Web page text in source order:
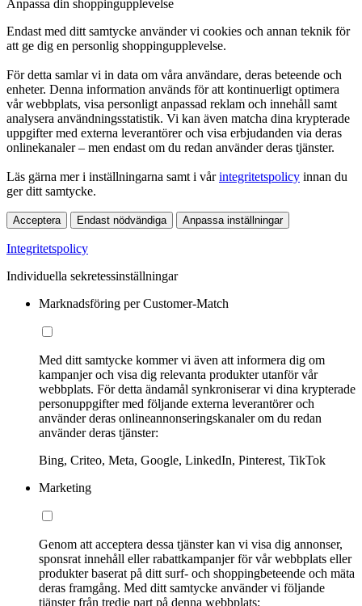
Anpassa din shoppingupplevelse
Endast med ditt samtycke använder vi cookies och annan teknik för
att ge dig en personlig shoppingupplevelse.
För detta samlar vi in data om våra användare, deras beteende och
enheter. Denna information används för att kontinuerligt optimera
vår webbplats, visa personligt anpassad reklam och innehåll samt
analysera användningsstatistik. Vi kan även matcha dina krypterade
uppgifter med externa leverantörer och visa erbjudanden via deras
onlinekanaler – men endast om du redan använder deras tjänster.
Läs gärna mer i inställningarna samt i vårintegritetspolicy innan du
ger ditt samtycke.
Acceptera Endast nödvändiga Anpassa inställningar
Integritetspolicy
Individuella sekretessinställningar
Marknadsföring per Customer-Match
Med ditt samtycke kommer vi även att informera dig om
kampanjer och visa dig relevanta produkter utanför vår
webbplats. För detta ändamål synkroniserar vi dina krypterade
personuppgifter med följande externa leverantörer och
använder deras onlineannonseringskanaler om du redan
använder deras tjänster:
Bing, Criteo, Meta, Google, LinkedIn, Pinterest, TikTok
Marketing
Genom att acceptera dessa tjänster kan vi visa dig annonser,
sponsrat innehåll eller rabattkampanjer för vår webbplats eller
produkter baserat på ditt surf- och shoppingbeteende och mäta
deras framgång. Med ditt samtycke använder vi följande
tjänster från tredje part på denna webbplats: